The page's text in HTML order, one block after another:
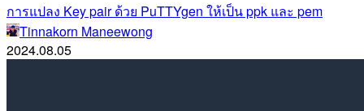
การแปลง Key pair ด้วย PuTTYgen ให้เป็น ppk และ pem
Tinnakorn Maneewong
2024.08.05